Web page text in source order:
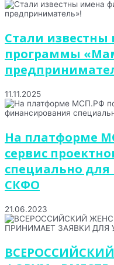
Стали
программы
11.11.2025
На платформе
сервис
специально
СКФО
21.06.2023